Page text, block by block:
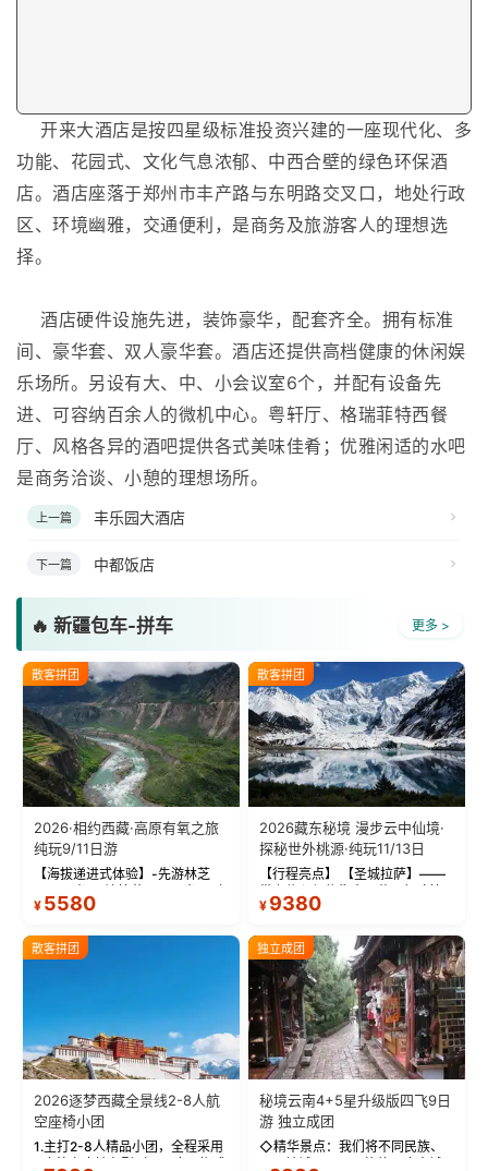
店。酒店座落于郑州市丰产路与东明路交叉口，地处行政
区、环境幽雅，交通便利，是商务及旅游客人的理想选
择。
酒店硬件设施先进，装饰豪华，配套齐全。拥有标准
乐场所。另设有大、中、小会议室6个，并配有设备先
进、可容纳百余人的微机中心。粤轩厅、格瑞菲特西餐
厅、风格各异的酒吧提供各式美味佳肴；优雅闲适的水吧
是商务洽谈、小憩的理想场所。
上一篇 丰乐园大酒店
下一篇
🔥 新疆包车-拼车
散客拼团
2026·相约西藏·高原有氧之旅
纯玩9/11日游
(2900米)再访拉萨(3650米)，亲
测 99%游客零高反 。 【贴心保
障】-全程配备便携式制氧机，高
反根本不是事儿 ！ 【无人机航
拍】-雪山/圣湖/...
¥5580
2026藏东秘境 漫步云中仙境·
探秘世外桃源·纯玩11/13日
带上信心与信仰去西藏，行吟拉
萨，感受这座城与生俱来的与众
不同！ 【布达拉宫】——集宫殿
城堡寺院于一体的宏伟建筑，是
西藏最完整的古代...
¥9380
散客拼团
2026逐梦西藏全景线2-8人航
空座椅小团
9座航空座椅车型（360度环抱式
座舱），提供VIP级别的舒适出行
体验 。供氧保障： 2.全程入住舒
适型含氧酒店（低海拔的索松村
¥7380
独立成团
秘境云南4+5星升级版四飞9日
游 独立成团
不同地域、不同风格的三座古城
—【大理古城、丽江古城、香格
里拉、野象谷】呈现给您！...
¥2880